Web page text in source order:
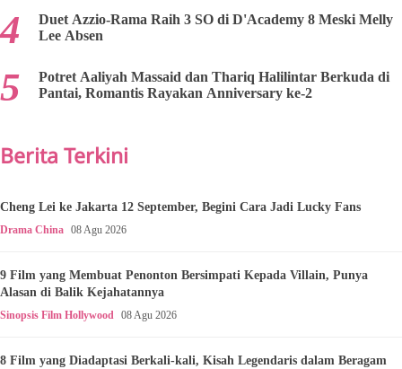
Duet Azzio-Rama Raih 3 SO di D'Academy 8 Meski Melly
Lee Absen
Potret Aaliyah Massaid dan Thariq Halilintar Berkuda di
Pantai, Romantis Rayakan Anniversary ke-2
Berita Terkini
Cheng Lei ke Jakarta 12 September, Begini Cara Jadi Lucky Fans
Drama China 08 Agu 2026
9 Film yang Membuat Penonton Bersimpati Kepada Villain, Punya
Alasan di Balik Kejahatannya
Sinopsis Film Hollywood 08 Agu 2026
8 Film yang Diadaptasi Berkali-kali, Kisah Legendaris dalam Beragam